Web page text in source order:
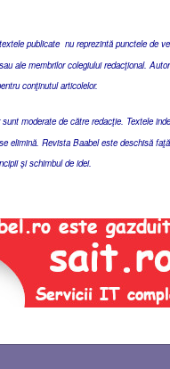
publicate nu reprezintă punctele de
ale membrilor colegiului redacţional.
conţinutul articolelor.
moderate de către redacţie. Textele
elimină. Revista Baabel este deschisă
şi schimbul de idei.